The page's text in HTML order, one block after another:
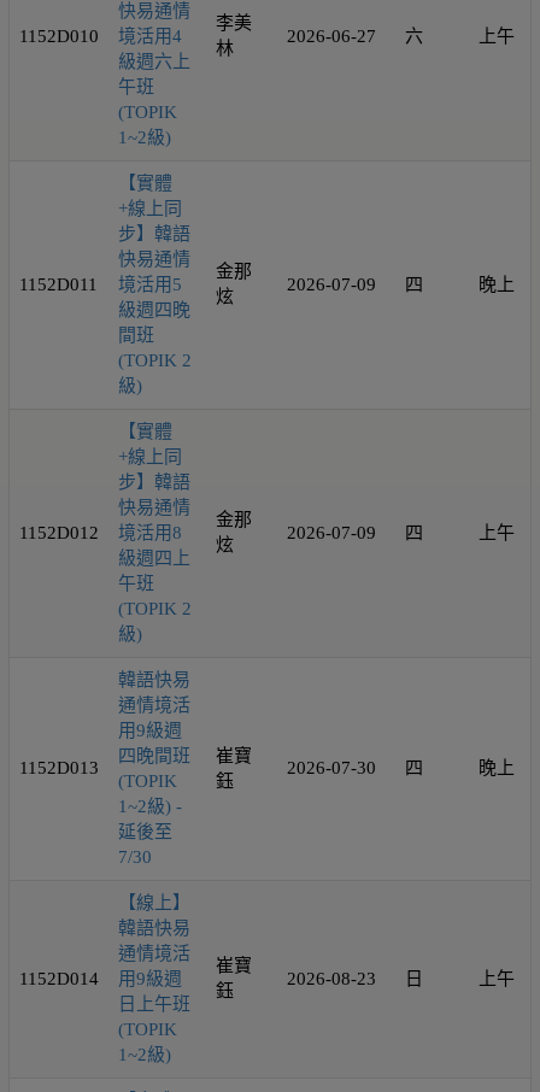
1152D010
快易通情
境活用4
級週六上
午班
(TOPIK
1~2級)
李美
林
2026-06-27 六 上午
1152D011
【實體
+線上同
步】韓語
快易通情
境活用5
級週四晚
間班
(TOPIK 2
級)
金那
炫
2026-07-09 四 晚上
1152D012
【實體
+線上同
步】韓語
快易通情
境活用8
級週四上
午班
(TOPIK 2
級)
金那
炫
2026-07-09 四 上午
1152D013
韓語快易
通情境活
用9級週
四晚間班
(TOPIK
1~2級) -
延後至
7/30
崔寶
鈺
2026-07-30 四 晚上
1152D014
【線上】
韓語快易
通情境活
用9級週
日上午班
(TOPIK
1~2級)
崔寶
鈺
2026-08-23 日 上午